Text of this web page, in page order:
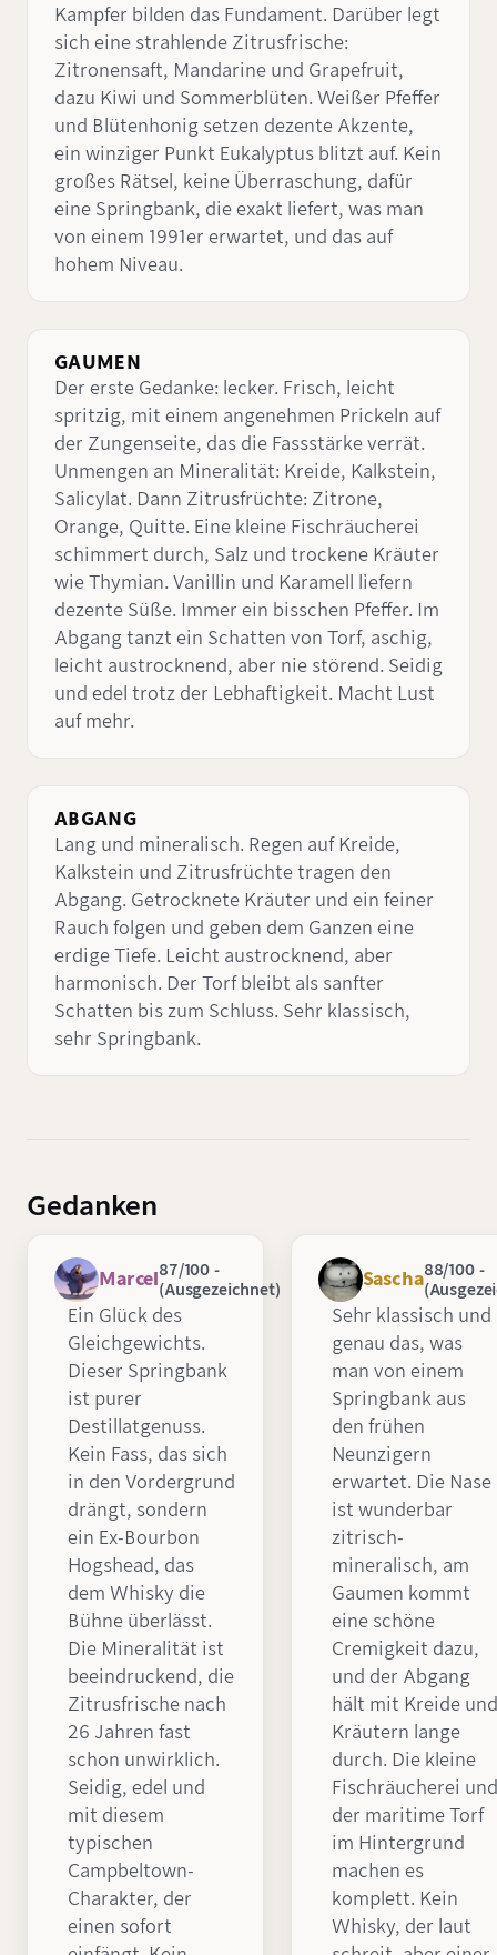
Kampfer bilden das Fundament. Darüber legt
sich eine strahlende Zitrusfrische:
Zitronensaft, Mandarine und Grapefruit,
dazu Kiwi und Sommerblüten. Weißer Pfeffer
und Blütenhonig setzen dezente Akzente,
ein winziger Punkt Eukalyptus blitzt auf. Kein
großes Rätsel, keine Überraschung, dafür
eine Springbank, die exakt liefert, was man
von einem 1991er erwartet, und das auf
hohem Niveau.
GAUMEN
Der erste Gedanke: lecker. Frisch, leicht
spritzig, mit einem angenehmen Prickeln auf
der Zungenseite, das die Fassstärke verrät.
Unmengen an Mineralität: Kreide, Kalkstein,
Salicylat. Dann Zitrusfrüchte: Zitrone,
Orange, Quitte. Eine kleine Fischräucherei
schimmert durch, Salz und trockene Kräuter
wie Thymian. Vanillin und Karamell liefern
dezente Süße. Immer ein bisschen Pfeffer. Im
Abgang tanzt ein Schatten von Torf, aschig,
leicht austrocknend, aber nie störend. Seidig
und edel trotz der Lebhaftigkeit. Macht Lust
auf mehr.
ABGANG
Lang und mineralisch. Regen auf Kreide,
Kalkstein und Zitrusfrüchte tragen den
Abgang. Getrocknete Kräuter und ein feiner
Rauch folgen und geben dem Ganzen eine
erdige Tiefe. Leicht austrocknend, aber
harmonisch. Der Torf bleibt als sanfter
Schatten bis zum Schluss. Sehr klassisch,
sehr Springbank.
Gedanken
Marcel87/100 -
(Ausgezeichnet)
Ein Glück des
Gleichgewichts.
Dieser Springbank
ist purer
Destillatgenuss.
Kein Fass, das sich
in den Vordergrund
drängt, sondern
ein Ex-Bourbon
Hogshead, das
dem Whisky die
Bühne überlässt.
Die Mineralität ist
beeindruckend, die
Zitrusfrische nach
26 Jahren fast
schon unwirklich.
Seidig, edel und
mit diesem
typischen
Campbeltown-
Charakter, der
einen sofort
Sascha88/100 -
Sehr klassisch und
genau das, was
man von einem
Springbank aus
den frühen
Neunzigern
erwartet. Die Nase
ist wunderbar
zitrisch-
mineralisch, am
Gaumen kommt
eine schöne
Cremigkeit dazu,
und der Abgang
hält mit Kreide und
Kräutern lange
durch. Die kleine
Fischräucherei und
der maritime Torf
im Hintergrund
machen es
komplett. Kein
Whisky, der laut